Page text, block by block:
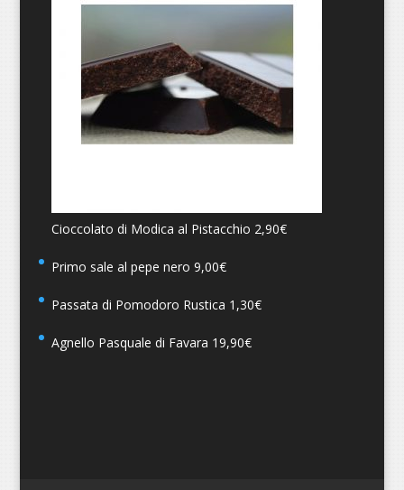
Cioccolato di Modica al Pistacchio 2,90€
Primo sale al pepe nero 9,00€
Passata di Pomodoro Rustica 1,30€
Agnello Pasquale di Favara 19,90€